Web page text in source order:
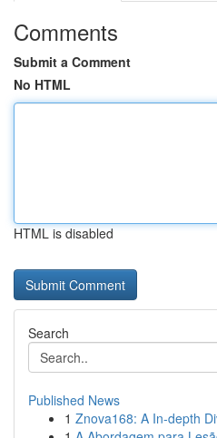
Comments
Submit a Comment
No HTML
HTML is disabled
Search
Published News
1 Znova168: A In-depth